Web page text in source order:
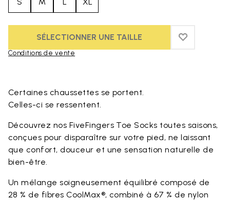
SÉLECTIONNER UNE TAILLE ADD TO
ADD TO
Conditions de vente
Certaines chaussettes se portent.
Celles-ci se ressentent.
Découvrez nos FiveFingers Toe Socks toutes saisons,
conçues pour disparaître sur votre pied, ne laissant
que confort, douceur et une sensation naturelle de
bien-être.
Un mélange soigneusement équilibré composé de
28 % de fibres CoolMax®, combiné à 67 % de nylon